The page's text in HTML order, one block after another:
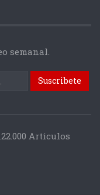
semanal.
Articulos